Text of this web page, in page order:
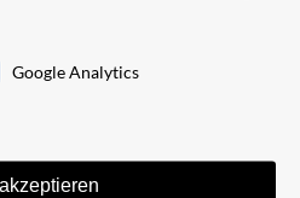
IN (FS CE)(m/w/d) gesucht!
Stellenangebot
Google Analytics